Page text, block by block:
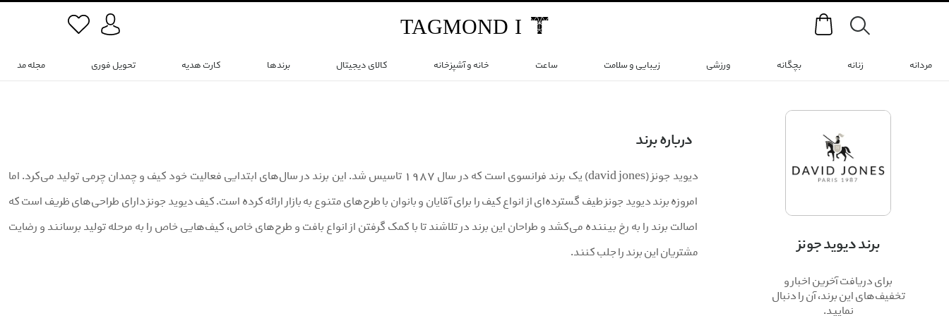
Search
TAGMOND I
مردانه زنانه بچگانه ورزشی زیبایی و سلامت ساعت خانه و آشپزخانه کالای دیجیتال برندها کارت هدیه تحویل فوری مجله مد
برند دیوید جونز
برای دریافت آخرین اخبار و
تخفیف‌های این برند، آن را دنبال
نمایید.
درباره برند
دیوید جونز (david jones) یک برند فرانسوی است که در سال 1987 تاسیس شد. این برند در سال‌های ابتدایی فعالیت خود کیف و چمدان چرمی تولید می‌کرد. اما
امروزه برند دیوید جونز طیف گسترده‌ای از انواع کیف را برای آقایان و بانوان با طرح‌های متنوع به بازار ارائه کرده است. کیف دیوید جونز دارای طراحی‌های ظریف است که
اصالت برند را به رخ بیننده می‌کشد و طراحان این برند در تلاشند تا با کمک گرفتن از انواع بافت و طرح‌های خاص، کیف‌هایی خاص را به مرحله تولید برسانند و رضایت
مشتریان این برند را جلب کنند.